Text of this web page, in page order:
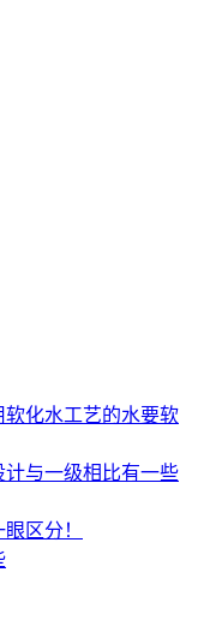
化水工艺的水要软
与一级相比有一些
区分！